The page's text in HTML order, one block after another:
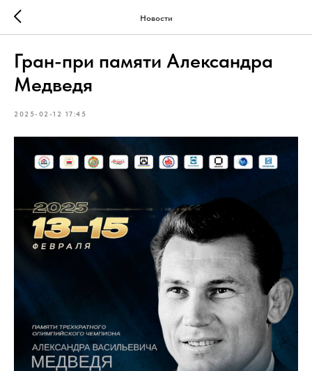
Новости
Гран-при памяти Александра
Медведя
2025-02-12 17:45